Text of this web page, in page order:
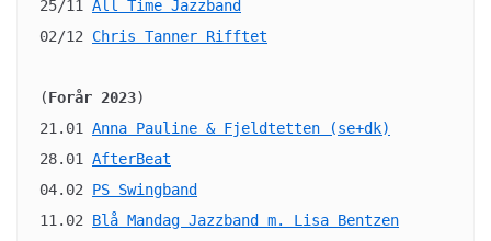
25/11 All Time Jazzband
02/12 Chris Tanner Rifftet
(Forår 2023)
21.01 Anna Pauline & Fjeldtetten (se+dk)
28.01 AfterBeat
04.02 PS Swingband
11.02 Blå Mandag Jazzband m. Lisa Bentzen